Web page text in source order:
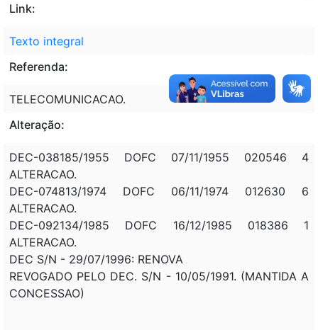
Link:
Texto integral
Referenda:
TELECOMUNICACAO.
Alteração:
DEC-038185/1955 DOFC 07/11/1955 020546 4
ALTERACAO.
DEC-074813/1974 DOFC 06/11/1974 012630 6
ALTERACAO.
DEC-092134/1985 DOFC 16/12/1985 018386 1
ALTERACAO.
DEC S/N - 29/07/1996: RENOVA
REVOGADO PELO DEC. S/N - 10/05/1991. (MANTIDA A
CONCESSAO)